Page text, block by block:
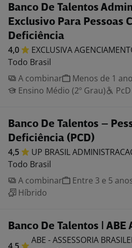
Banco De Talentos
Exclusivo Para Pessoas
Deficiência
4,0 EXCLUSIVA
Todo Brasil
A combinar
Menos de 1 ano
Ensino Médio (2º Grau)
PcD
Banco De Talentos –
Deficiência (PCD)
4,5 UP BRASIL
Todo Brasil
A combinar
Entre 3 e 5
Híbrido
Banco De Talentos | ABE
ABE - ASSESSORIA